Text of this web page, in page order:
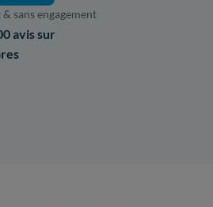
sans engagement
avis sur